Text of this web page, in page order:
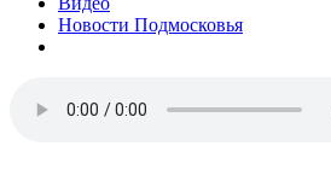
Новости Подмосковья